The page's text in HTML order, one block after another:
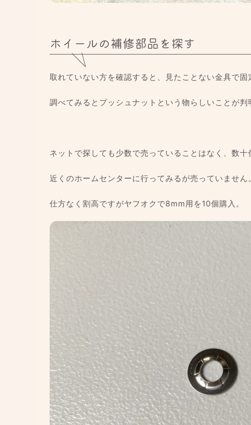
ホイールの補修部品を探す
取れていない方を確認すると、見たことない金具で固
調べてみるとプッシュナットという物らしいことが判
ネットで探しても少数で売っていることはなく、数十
近くのホームセンターに行ってみるが売っていません。
仕方なく割高ですがヤフオクで8mm用を10個購入。